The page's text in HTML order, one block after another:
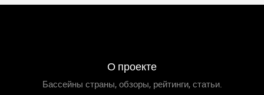
О проекте
Бассейны страны, обзоры, рейтинги, статьи.